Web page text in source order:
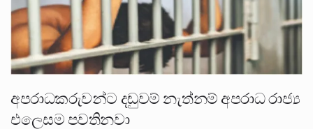
අපරාධකරුවන්ට දඬුවම් නැත්නම් අපරාධ රාජ්‍ය
එලෙසම පවතිනවා